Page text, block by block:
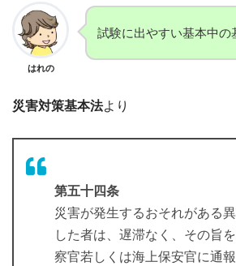
はれの
試験に出やすい基本中の
災害対策基本法より
第五十四条
災害が発生するおそれがある
した者は、遅滞なく、その旨
察官若しくは海上保安官に通